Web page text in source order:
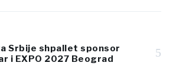
Srbije shpallet sponsor
i EXPO 2027 Beograd
5